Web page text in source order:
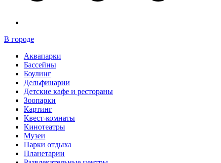
В городе
Аквапарки
Бассейны
Боулинг
Дельфинарии
Детские кафе и рестораны
Зоопарки
Картинг
Квест-комнаты
Кинотеатры
Музеи
Парки отдыха
Планетарии